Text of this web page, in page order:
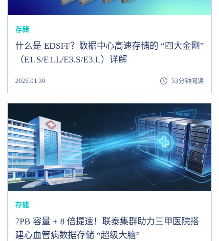
存储
什么是 EDSFF？数据中心高速存储的 “四大金刚”
（E1.S/E1.L/E3.S/E3.L）详解
2026.01.30 53分钟阅读
存储
7PB 容量 + 8 倍提速！联泰集群助力三甲医院搭
建心血管病数据存储 “超级大脑”